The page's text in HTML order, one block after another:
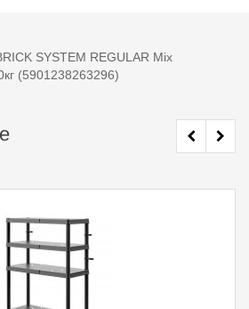
SYSTEM REGULAR Mix
(5901238263296)